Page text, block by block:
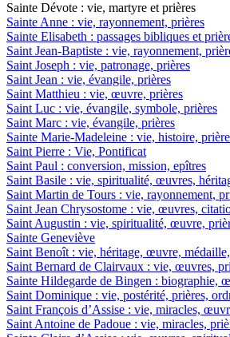
Sainte Dévote : vie, martyre et prières
Sainte Anne : vie, rayonnement, prières
Sainte Elisabeth : passages bibliques et
Saint Jean-Baptiste : vie, rayonnement,
Saint Joseph : vie, patronage, prières
Saint Jean : vie, évangile, prières
Saint Matthieu : vie, œuvre, prières
Saint Luc : vie, évangile, symbole, prières
Saint Marc : vie, évangile, prières
Sainte Marie-Madeleine : vie, histoire,
Saint Pierre : Vie, Pontificat
Saint Paul : conversion, mission, epîtres
Saint Basile : vie, spiritualité, œuvres,
Saint Martin de Tours : vie, rayonnement,
Saint Jean Chrysostome : vie, œuvres,
Saint Augustin : vie, spiritualité, œuvre,
Sainte Geneviève
Saint Benoît : vie, héritage, œuvre,
Saint Bernard de Clairvaux : vie, œuvres,
Sainte Hildegarde de Bingen : biographie,
Saint Dominique : vie, postérité, prières,
Saint François d’Assise : vie, miracles,
Saint Antoine de Padoue : vie, miracles,